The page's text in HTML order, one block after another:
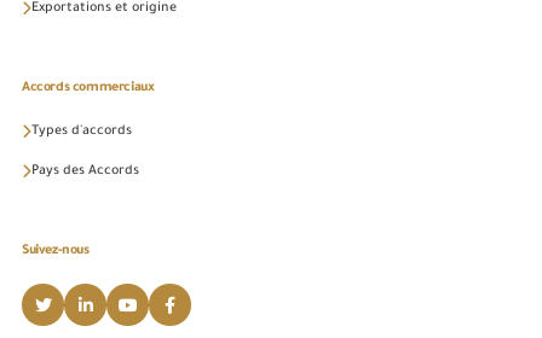
Exportations et origine
Accords commerciaux
Types d'accords
Pays des Accords
Suivez-nous